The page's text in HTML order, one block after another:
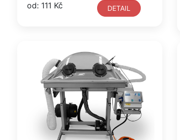
od: 111 Kč DETAIL